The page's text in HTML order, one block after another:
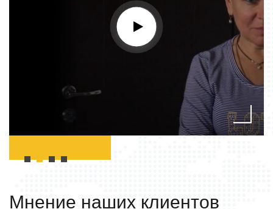
Мнение наших клиентов